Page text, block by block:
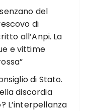
del
di
all’Anpi. La
e vittime
di Stato.
discordia
L’interpellanza